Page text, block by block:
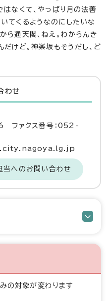
はなくて、やっぱり月の法善
てくるようなのにしたいな
ら通天閣、ねえ。わからんき
だけど。神楽坂もそうだし、ど
わせ
ァクス番号：052-
へのお問い合わせ
の対象が変わります